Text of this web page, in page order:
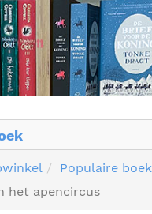
Populaire
het apencircus